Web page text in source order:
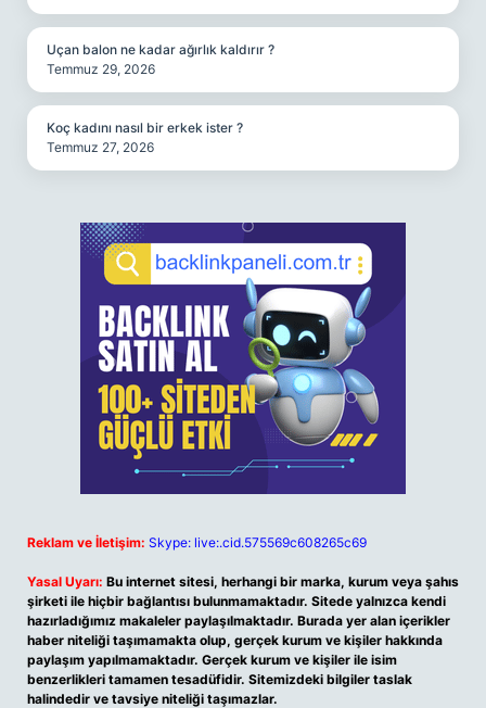
Uçan balon ne kadar ağırlık kaldırır ?
Temmuz 29, 2026
Koç kadını nasıl bir erkek ister ?
Temmuz 27, 2026
Reklam ve İletişim: Skype: live:.cid.575569c608265c69
Yasal Uyarı: Bu internet sitesi, herhangi bir marka, kurum veya şahıs
şirketi ile hiçbir bağlantısı bulunmamaktadır. Sitede yalnızca kendi
hazırladığımız makaleler paylaşılmaktadır. Burada yer alan içerikler
haber niteliği taşımamakta olup, gerçek kurum ve kişiler hakkında
paylaşım yapılmamaktadır. Gerçek kurum ve kişiler ile isim
benzerlikleri tamamen tesadüfidir. Sitemizdeki bilgiler taslak
halindedir ve tavsiye niteliği taşımazlar.